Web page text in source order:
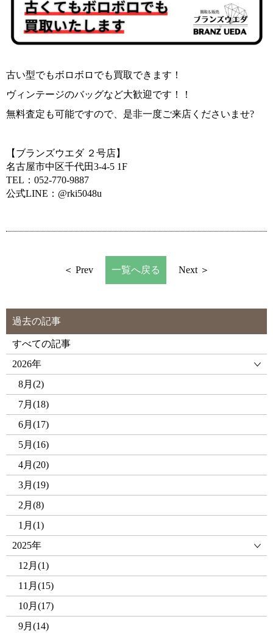
古い型でもボロボロでも買取できます！
ヴィンテージのバッグなど大歓迎です！！
無料査定も可能ですので、是非一度ご来店くださいませ?
【ブランズウエダ ２号店】
名古屋市中区千代田3-4-5 1F
TEL：052-770-9887
公式LINE：@rki5048u
＜ Prev 一覧へ戻る Next ＞
過去の記事
すべての記事
2026年
8月(2)
7月(18)
6月(17)
5月(16)
4月(20)
3月(19)
2月(8)
1月(1)
2025年
12月(1)
11月(15)
10月(17)
9月(14)